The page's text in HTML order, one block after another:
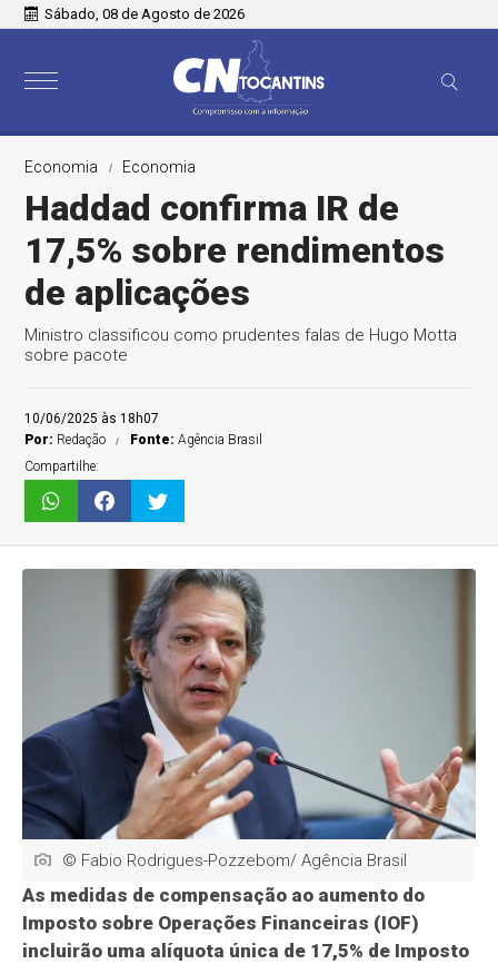
Sábado, 08 de Agosto de 2026
Economia Economia
Haddad confirma IR de
17,5% sobre rendimentos
de aplicações
Ministro classificou como prudentes falas de Hugo Motta
sobre pacote
10/06/2025 às 18h07
Por: Redação Fonte:Agência Brasil
Compartilhe:
© Fabio Rodrigues-Pozzebom/ Agência Brasil
As medidas de compensação ao aumento do
Imposto sobre Operações Financeiras (IOF)
incluirão uma alíquota única de 17,5% de Imposto